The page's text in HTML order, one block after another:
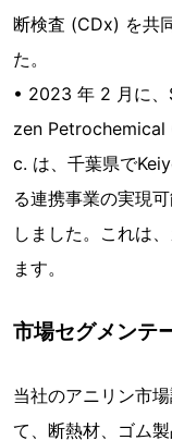
断検査 (CDx) を共
た。
• 2023 年 2 月に
zen Petrochemical
c. は、千葉県で
る連携事業の実現
しました。これは
ます。
市場セグメンテ
当社のアニリン市
て、断熱材、ゴム